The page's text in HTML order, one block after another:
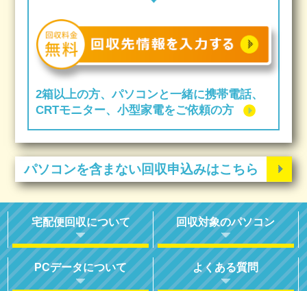
2箱以上の方、パソコンと一緒に携帯電話、
CRTモニター、小型家電をご依頼の方
パソコンを含まない回収申込みはこちら
宅配便回収について 回収対象のパソコン
PCデータについて よくある質問